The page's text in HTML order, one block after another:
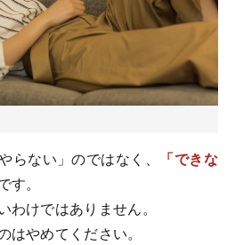
らない」のではなく、
「できな
す。
けではありません。
やめてください。